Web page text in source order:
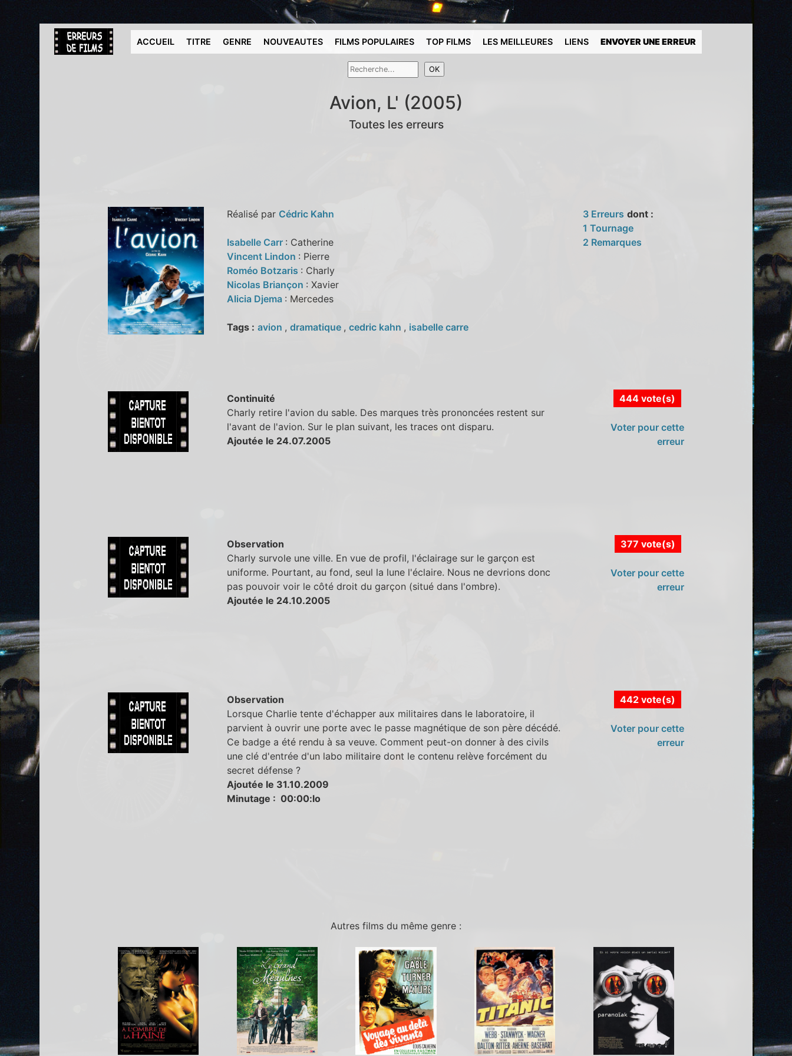
ACCUEIL TITRE GENRE NOUVEAUTES FILMS POPULAIRES TOP FILMS LES MEILLEURES LIENS ENVOYER UNE ERREUR
Avion, L' (2005)
Toutes les erreurs
Réalisé par Cédric Kahn
Isabelle Carr : Catherine
Vincent Lindon : Pierre
Roméo Botzaris : Charly
Nicolas Briançon : Xavier
Alicia Djema : Mercedes
Tags : avion , dramatique , cedric kahn , isabelle carre
3 Erreurs dont :
1 Tournage
2 Remarques
Continuité
Charly retire l'avion du sable. Des marques très prononcées restent sur
l'avant de l'avion. Sur le plan suivant, les traces ont disparu.
Ajoutée le 24.07.2005
444 vote(s)
Voter pour cette
erreur
Observation
Charly survole une ville. En vue de profil, l'éclairage sur le garçon est
uniforme. Pourtant, au fond, seul la lune l'éclaire. Nous ne devrions donc
pas pouvoir voir le côté droit du garçon (situé dans l'ombre).
Ajoutée le 24.10.2005
377 vote(s)
Voter pour cette
erreur
Observation
Lorsque Charlie tente d'échapper aux militaires dans le laboratoire, il
parvient à ouvrir une porte avec le passe magnétique de son père décédé.
Ce badge a été rendu à sa veuve. Comment peut-on donner à des civils
une clé d'entrée d'un labo militaire dont le contenu relève forcément du
secret défense ?
Ajoutée le 31.10.2009
Minutage : 00:00:lo
442 vote(s)
Voter pour cette
erreur
Autres films du même genre :